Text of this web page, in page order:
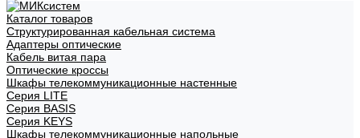
Каталог товаров
Структурированная кабельная система
Адаптеры оптические
Кабель витая пара
Оптические кроссы
Шкафы телекоммуникационные настенные
Cерия LITE
Cерия BASIS
Cерия KEYS
Шкафы телекоммуникационные напольные